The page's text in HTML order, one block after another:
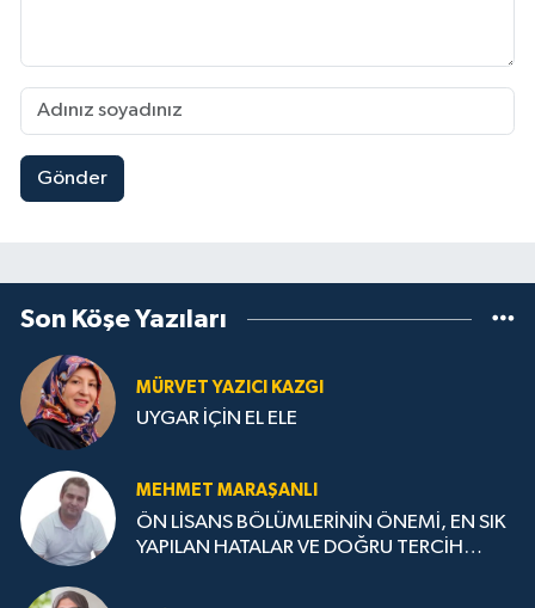
Gönder
Son Köşe Yazıları
MÜRVET YAZICI KAZGI
UYGAR İÇİN EL ELE
MEHMET MARAŞANLI
ÖN LİSANS BÖLÜMLERİNİN ÖNEMİ, EN SIK
YAPILAN HATALAR VE DOĞRU TERCİH